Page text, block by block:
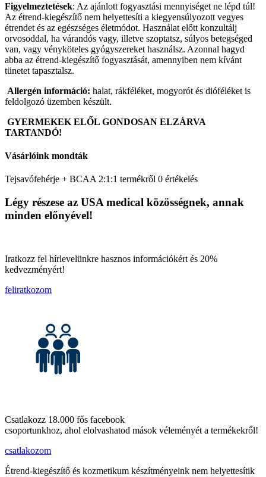
Figyelmeztetések: Az ajánlott fogyasztási mennyiséget ne lépd túl!
Az étrend-kiegészítő nem helyettesíti a kiegyensúlyozott vegyes
étrendet és az egészséges életmódot. Használat előtt konzultálj
orvosoddal, ha várandós vagy, illetve szoptatsz, súlyos betegséged
van, vagy vényköteles gyógyszereket használsz. Azonnal hagyd
abba az étrend-kiegészítő fogyasztását, amennyiben nem kívánt
tünetet tapasztalsz.
Allergén információ: halat, rákféléket, mogyorót és dióféléket is
feldolgozó üzemben készült.
GYERMEKEK ELŐL GONDOSAN ELZÁRVA
TARTANDÓ!
Vásárlóink mondták
Tejsavófehérje + BCAA 2:1:1 termékről 0 értékelés
Légy részese az USA medical közösségnek, annak
minden előnyével!
Iratkozz fel hírlevelünkre hasznos információkért és 20%
kedvezményért!
feliratkozom
Csatlakozz 18.000 fős facebook
csoportunkhoz, ahol elolvashatod mások véleményét a termékekről!
csatlakozom
Étrend-kiegészítő és kozmetikum készítményeink nem helyettesítik